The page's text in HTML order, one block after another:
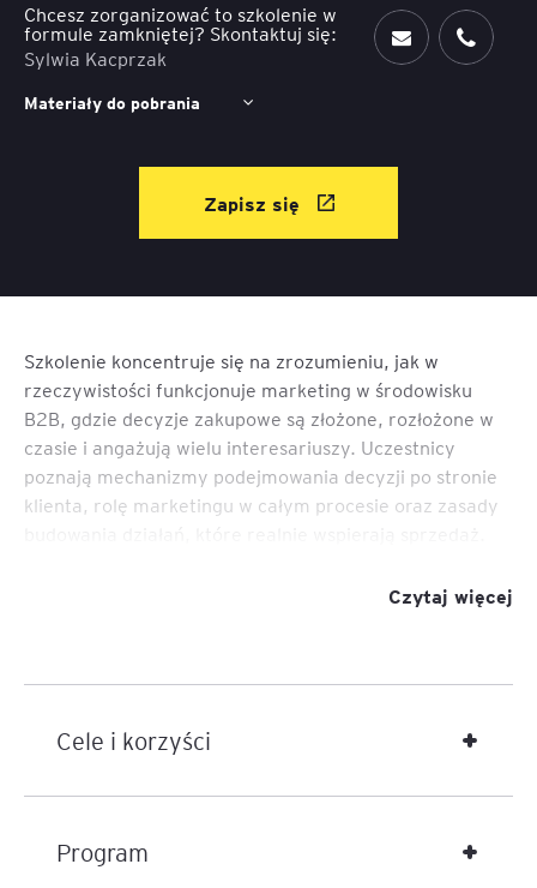
Szkolenie koncentruje się na zrozumieniu, jak w
rzeczywistości funkcjonuje marketing w środowisku
B2B, gdzie decyzje zakupowe są złożone, rozłożone w
czasie i angażują wielu interesariuszy. Uczestnicy
poznają mechanizmy podejmowania decyzji po stronie
klienta, rolę marketingu w całym procesie oraz zasady
Program porządkuje myślenie o marketingu jako
adekwatnych do etapu procesu decyzyjnego.
Czytaj więcej
Cele i korzyści
Program
Chcesz zorganizować to szkolenie w
formule zamkniętej? Skontaktuj się:
Sylwia Kacprzak
Materiały do pobrania
Zapisz się